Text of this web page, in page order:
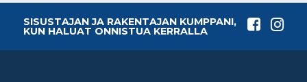
SISUSTAJAN JA RAKENTAJAN KUMPPANI,
KUN HALUAT ONNISTUA KERRALLA